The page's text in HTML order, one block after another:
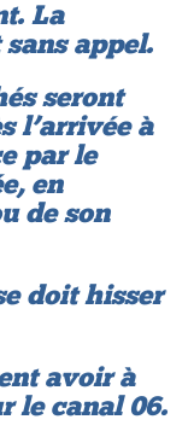
La
appel.
seront
l’arrivée à
par le
en
de son
doit hisser
avoir à
le canal 06.